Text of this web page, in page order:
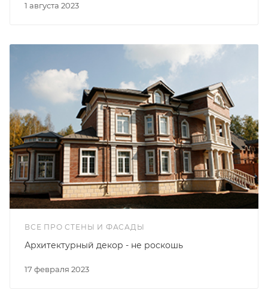
1 августа 2023
ВСЕ ПРО СТЕНЫ И ФАСАДЫ
17 февраля 2023
Архитектурный декор - не роскошь